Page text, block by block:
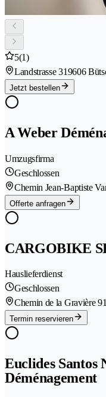
5(1)
Landstrasse 319606
Jetzt bestellen
A Weber
Umzugsfirma
Geschlossen
Chemin Jean-Baptiste
Offerte anfragen
CARGOBIKE
Hauslieferdienst
Geschlossen
Chemin de la Gravière 9
Termin reservieren
Euclides Santos
Déménagement